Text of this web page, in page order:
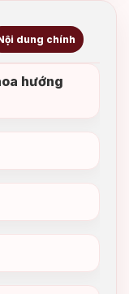
dung chính
hướng